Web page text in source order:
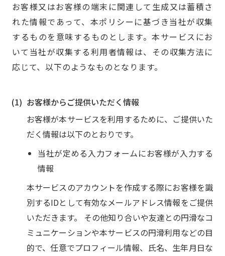
お客様又はお客様の端末に関連して生成又は蓄積さ
れた情報であって、本ポリシーに基づき当社が収集
するものを意味するものとします。本サービスにお
いて当社が収集する利用者情報は、その収集方法に
応じて、以下のようなものとなります。
お客様からご提供いただく情報
お客様が本サービスを利用するために、ご提供いた
だく情報は以下のとおりです。
当社が定める入力フォームにお客様が入力する
情報
本サービスのアカウントを作成する際にお客様を識
別するIDとして有効なメールアドレス情報をご提供
いただきます。
その他知り合いや友達との円滑なコ
ミュニケーションや本サービスの円滑利用などの目
的で、任意でプロフィール情報、氏名、生年月日な